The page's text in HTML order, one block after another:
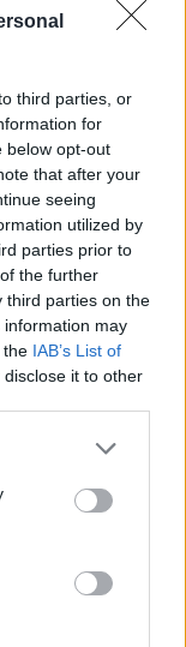
third parties, or
for
below opt-out
that after your
seeing
utilized by
parties prior to
the further
third parties on the
information may
the IAB’s List of
it to other
un
traffico.
e multi-
push, social,
esclusive
sempre più
i KPI
raccolti sul
grazie
della
, la soluzione
,
che, insieme
nuovo strumento